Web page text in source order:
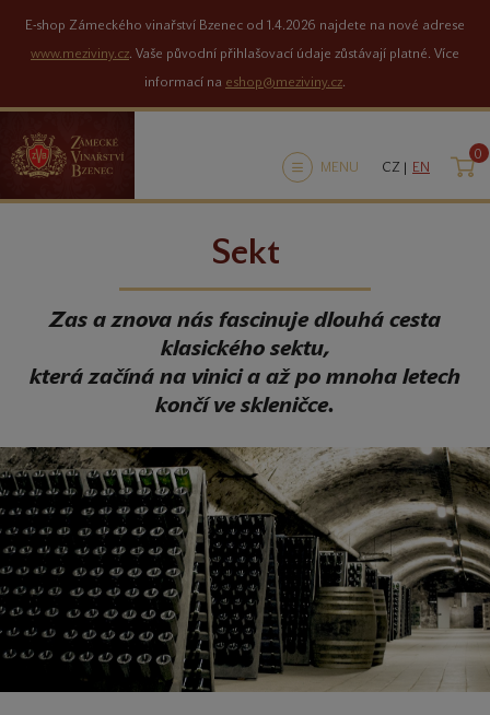
E-shop Zámeckého vinařství Bzenec od 1.4.2026 najdete na nové adrese
www.meziviny.cz. Vaše původní přihlašovací údaje zůstávají platné. Více
informací na eshop@meziviny.cz.
MENU CZ | EN
0
Sekt
Zas a znova nás fascinuje dlouhá cesta
klasického sektu,
která začíná na vinici a až po mnoha letech
končí ve skleničce.